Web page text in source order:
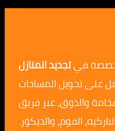
المنازل
المساحات
عبر فريق
والديكور.